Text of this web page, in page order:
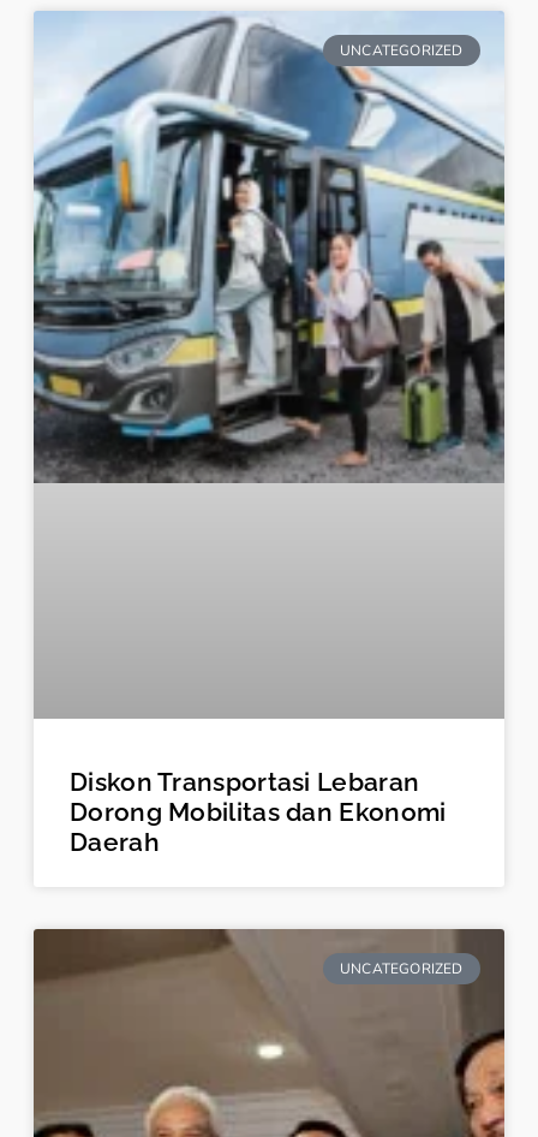
UNCATEGORIZED
Diskon Transportasi Lebaran
Dorong Mobilitas dan Ekonomi
Daerah
UNCATEGORIZED